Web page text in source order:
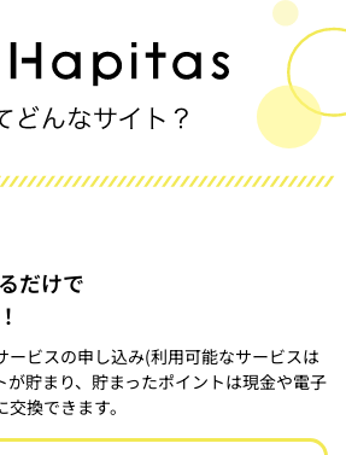
だけで
ービスの申し込み(利用可能なサービスは
貯まり、貯まったポイントは現金や電子
換できます。